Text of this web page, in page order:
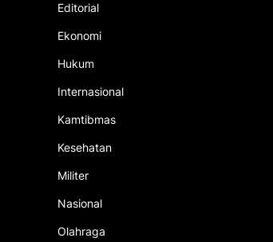
Editorial
Ekonomi
Hukum
Internasional
Kamtibmas
Kesehatan
Militer
Nasional
Olahraga